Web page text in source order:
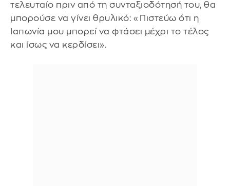
τελευταίο πριν από τη συνταξιοδότησή του, θα
μπορούσε να γίνει θρυλικό: «Πιστεύω ότι η
Ιαπωνία μου μπορεί να φτάσει μέχρι το τέλος
και ίσως να κερδίσει».